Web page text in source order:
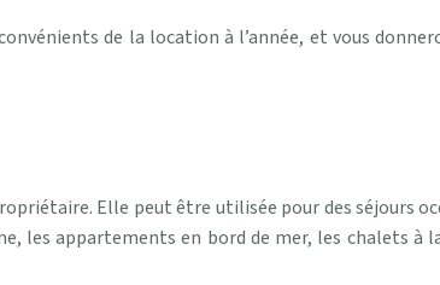
de la location à l’année, et vous
Elle peut être utilisée pour des séjours
les appartements en bord de mer, les chalets